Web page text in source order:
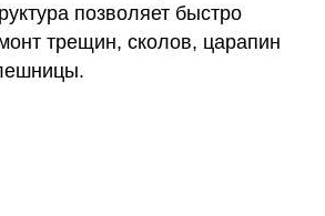
позволяет быстро
трещин, сколов, царапин